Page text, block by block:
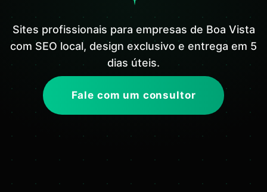
Sites profissionais para empresas de Boa Vista
com SEO local, design exclusivo e entrega em 5
dias úteis.
Fale com um consultor